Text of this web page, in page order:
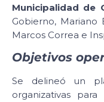
Municipalidad de
Gobierno, Mariano
Marcos Correa e
Objetivos
Se delineó un
organizativas